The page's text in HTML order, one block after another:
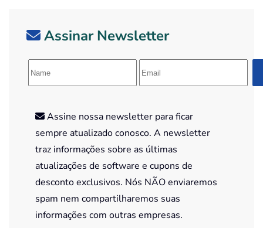
Assinar Newsletter
Assine nossa newsletter para ficar
sempre atualizado conosco. A newsletter
traz informações sobre as últimas
atualizações de software e cupons de
desconto exclusivos. Nós NÃO enviaremos
spam nem compartilharemos suas
informações com outras empresas.